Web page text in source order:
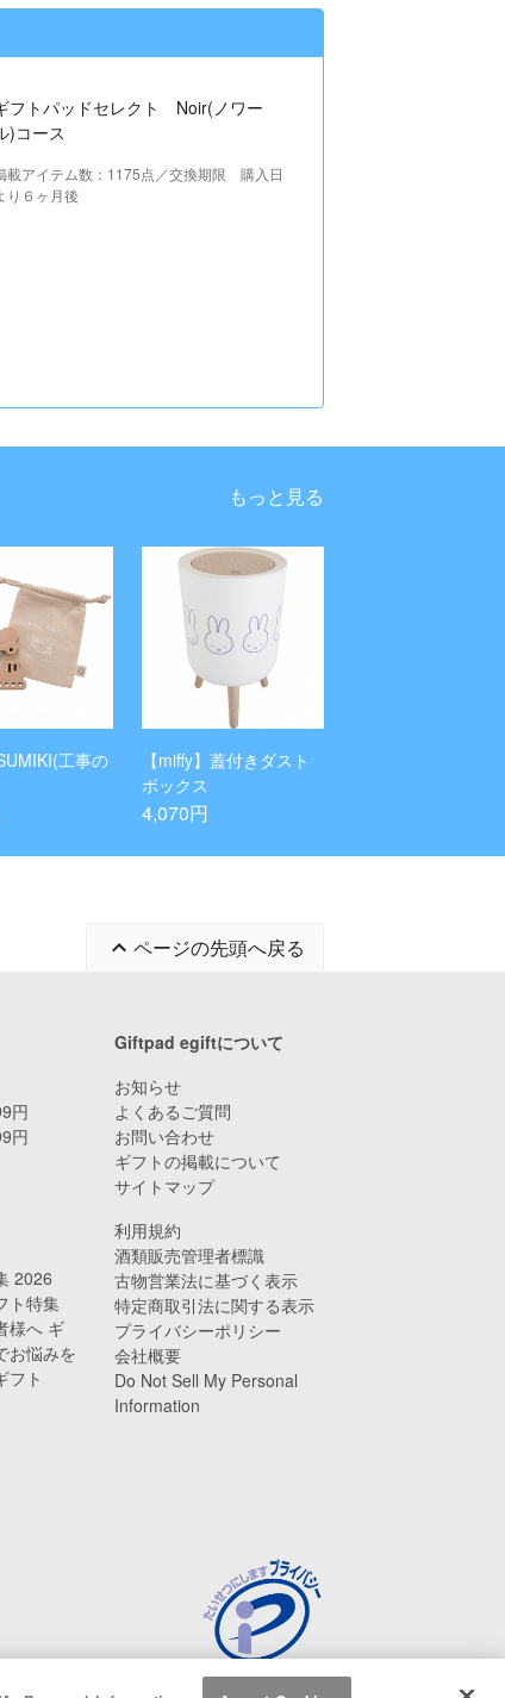
フトパッドセレクト Noir(ノワー
)コース
載アイテム数：1175点／交換期限 購入日
り６ヶ月後
もっと見る
工事の
【miffy】蓋付きダスト
ボックス
4,070円
ページの先頭へ戻る
円
円
2026
ト特集
様へ ギ
お悩みを
フト
Giftpad egiftについて
お知らせ
よくあるご質問
お問い合わせ
ギフトの掲載について
サイトマップ
利用規約
酒類販売管理者標識
古物営業法に基づく表示
特定商取引法に関する表示
プライバシーポリシー
会社概要
Do Not Sell My Personal
Information